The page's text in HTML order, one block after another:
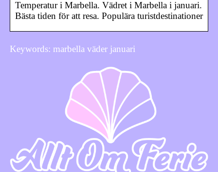
Temperatur i Marbella. Vädret i Marbella i januari.
Bästa tiden för att resa. Populära turistdestinationer
Keywords: marbella väder januari